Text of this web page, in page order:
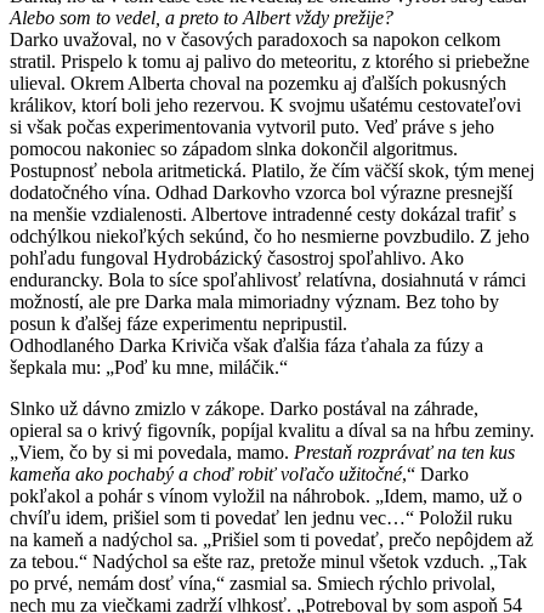
Alebo som to vedel, a preto to Albert vždy prežije?
Darko uvažoval, no v časových paradoxoch sa napokon celkom
stratil. Prispelo k tomu aj palivo do meteoritu, z ktorého si priebežne
ulieval. Okrem Alberta choval na pozemku aj ďalších pokusných
králikov, ktorí boli jeho rezervou. K svojmu ušatému cestovateľovi
si však počas experimentovania vytvoril puto. Veď práve s jeho
pomocou nakoniec so západom slnka dokončil algoritmus.
Postupnosť nebola aritmetická. Platilo, že čím väčší skok, tým menej
dodatočného vína. Odhad Darkovho vzorca bol výrazne presnejší
na menšie vzdialenosti. Albertove intradenné cesty dokázal trafiť s
odchýlkou niekoľkých sekúnd, čo ho nesmierne povzbudilo. Z jeho
pohľadu fungoval Hydrobázický časostroj spoľahlivo. Ako
endurancky. Bola to síce spoľahlivosť relatívna, dosiahnutá v rámci
možností, ale pre Darka mala mimoriadny význam. Bez toho by
posun k ďalšej fáze experimentu nepripustil.
Odhodlaného Darka Kriviča však ďalšia fáza ťahala za fúzy a
šepkala mu: „Poď ku mne, miláčik.“
Slnko už dávno zmizlo v zákope. Darko postával na záhrade,
opieral sa o krivý figovník, popíjal kvalitu a díval sa na hŕbu zeminy.
„Viem, čo by si mi povedala, mamo. Prestaň rozprávať na ten kus
kameňa ako pochabý a choď robiť voľačo užitočné,“ Darko
pokľakol a pohár s vínom vyložil na náhrobok. „Idem, mamo, už o
chvíľu idem, prišiel som ti povedať len jednu vec…“ Položil ruku
na kameň a nadýchol sa. „Prišiel som ti povedať, prečo nepôjdem až
za tebou.“ Nadýchol sa ešte raz, pretože minul všetok vzduch. „Tak
po prvé, nemám dosť vína,“ zasmial sa. Smiech rýchlo privolal,
nech mu za viečkami zadrží vlhkosť. „Potreboval by som aspoň 54